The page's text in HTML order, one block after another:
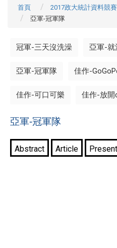
首頁
2017政大統計資料競
亞軍-冠軍隊
冠軍-三天沒洗澡 亞軍-就
亞軍-冠軍隊 佳作-
佳作-可口可樂 佳作-放開
亞軍-冠軍隊